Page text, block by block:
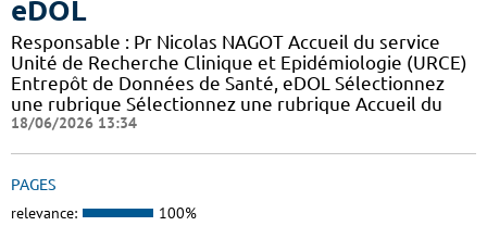
eDOL
Responsable : Pr Nicolas NAGOT Accueil du service
Unité de Recherche Clinique et Epidémiologie (URCE)
Entrepôt de Données de Santé, eDOL Sélectionnez
une rubrique Sélectionnez une rubrique Accueil du
18/06/2026 13:34
PAGES
relevance: 100%